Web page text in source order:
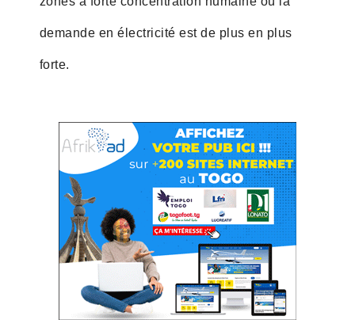
demande en électricité est de plus en plus
forte.